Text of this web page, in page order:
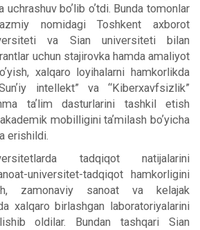
uchrashuv boʼlib oʼtdi. Bunda tomonlar
nomidagi Toshkent axborot
va Sian universiteti bilan
uchun stajirovka hamda amaliyot
xalqaro loyihalarni hamkorlikda
intellekt” va “Kiberxavfsizlik”
taʼlim dasturlarini tashkil etish
mobilligini taʼmilash boʼyicha
erishildi.
tadqiqot natijalarini
universitet-tadqiqot hamkorligini
zamonaviy sanoat va kelajak
xalqaro birlashgan laboratoriyalarini
oldilar. Bundan tashqari Sian